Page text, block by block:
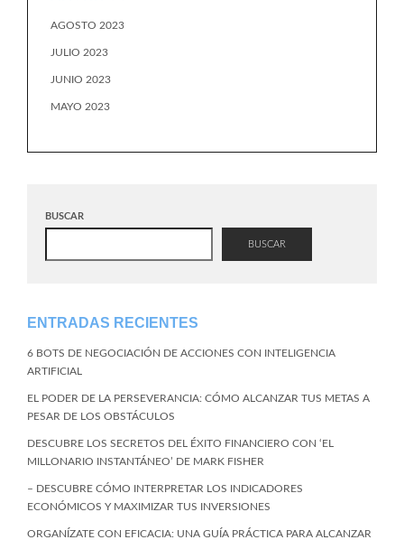
AGOSTO 2023
JULIO 2023
JUNIO 2023
MAYO 2023
BUSCAR
BUSCAR
ENTRADAS RECIENTES
6 BOTS DE NEGOCIACIÓN DE ACCIONES CON INTELIGENCIA
ARTIFICIAL
EL PODER DE LA PERSEVERANCIA: CÓMO ALCANZAR TUS METAS A
PESAR DE LOS OBSTÁCULOS
DESCUBRE LOS SECRETOS DEL ÉXITO FINANCIERO CON ‘EL
MILLONARIO INSTANTÁNEO’ DE MARK FISHER
– DESCUBRE CÓMO INTERPRETAR LOS INDICADORES
ECONÓMICOS Y MAXIMIZAR TUS INVERSIONES
ORGANÍZATE CON EFICACIA: UNA GUÍA PRÁCTICA PARA ALCANZAR